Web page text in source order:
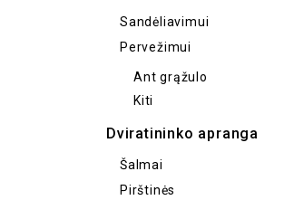
Sandėliavimui
Pervežimui
Ant grąžulo
Kiti
Dviratininko apranga
Šalmai
Pirštinės